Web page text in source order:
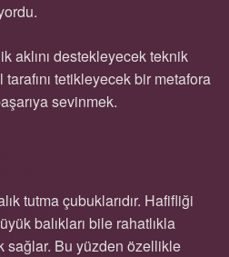
aklını destekleyecek teknik
tetikleyecek bir metafora
sevinmek.
tutma çubuklarıdır. Hafifliği
balıkları bile rahatlıkla
sağlar. Bu yüzden özellikle